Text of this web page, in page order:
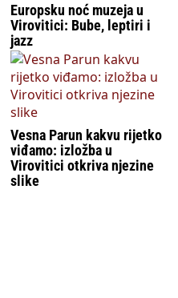
Europsku noć muzeja u
Virovitici: Bube, leptiri i
jazz
Vesna Parun kakvu rijetko
viđamo: izložba u
Virovitici otkriva njezine
slike